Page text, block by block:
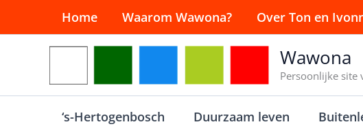
Home Waarom Wawona? Over Ton en
Wawona
Persoonlijke site
‘s-Hertogenbosch Duurzaam leven